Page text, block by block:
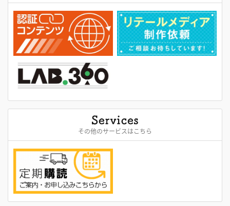
その他のサービスはこちら